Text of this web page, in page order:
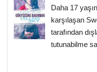
Daha 17
karşılaşan
tarafından
tutunabilme